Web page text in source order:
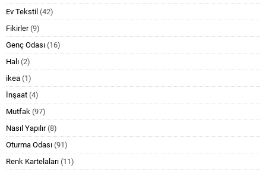
Ev Tekstil (42)
Fikirler(9)
Genç Odası (16)
Halı (2)
ikea (1)
İnşaat (4)
Mutfak (97)
Nasıl Yapılır(8)
Oturma Odası (91)
Renk Kartelaları (11)